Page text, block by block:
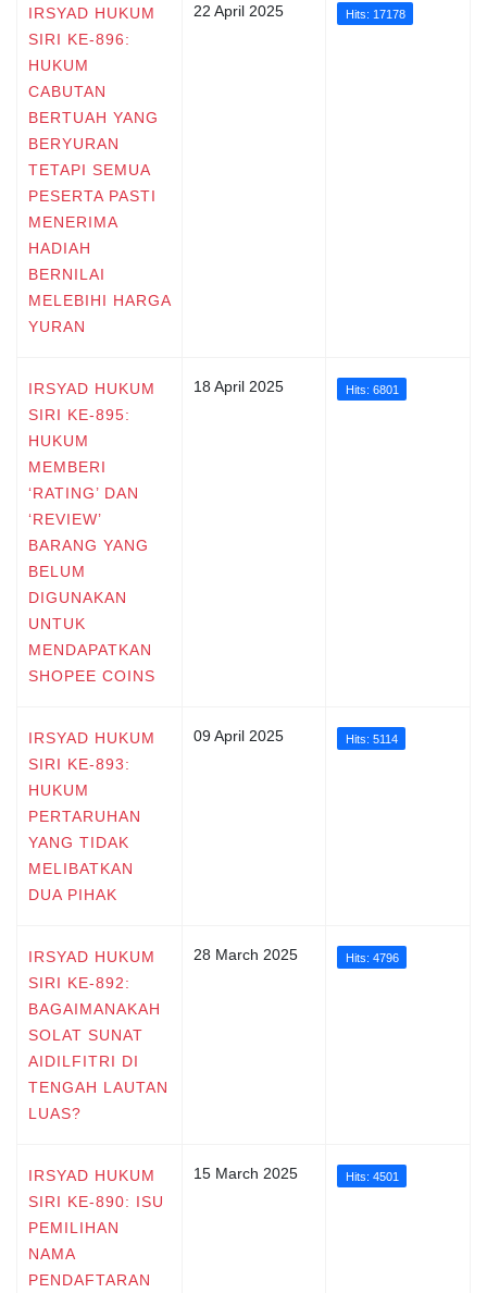
IRSYAD HUKUM
SIRI KE-896:
HUKUM
CABUTAN
BERTUAH YANG
BERYURAN
TETAPI SEMUA
PESERTA PASTI
MENERIMA
HADIAH
BERNILAI
MELEBIHI HARGA
YURAN
22 April 2025 Hits: 17178
IRSYAD HUKUM
SIRI KE-895:
HUKUM
MEMBERI
‘RATING’ DAN
‘REVIEW’
BARANG YANG
BELUM
DIGUNAKAN
UNTUK
MENDAPATKAN
SHOPEE COINS
18 April 2025 Hits: 6801
IRSYAD HUKUM
SIRI KE-893:
HUKUM
PERTARUHAN
YANG TIDAK
MELIBATKAN
DUA PIHAK
09 April 2025 Hits: 5114
IRSYAD HUKUM
SIRI KE-892:
BAGAIMANAKAH
SOLAT SUNAT
AIDILFITRI DI
TENGAH LAUTAN
LUAS?
28 March 2025 Hits: 4796
IRSYAD HUKUM
SIRI KE-890: ISU
PEMILIHAN
NAMA
PENDAFTARAN
15 March 2025 Hits: 4501